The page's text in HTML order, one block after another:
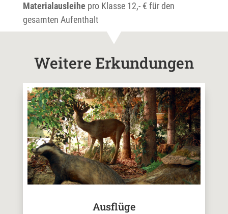
Materialausleihe pro Klasse 12,- € für den
gesamten Aufenthalt
Weitere Erkundungen
Ausflüge